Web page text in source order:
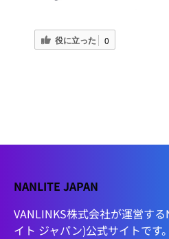
役に立った 0
NANLITE JAPAN
VANLINKS株式会社が運営す
イト ジャパン)公式サイトです。